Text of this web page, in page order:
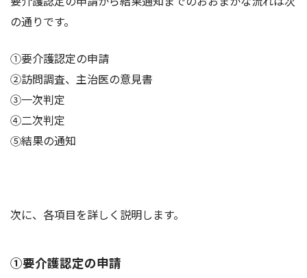
の通りです。
①要介護認定の申請
②訪問調査、主治医の意見書
③一次判定
④二次判定
⑤結果の通知
次に、各項目を詳しく説明します。
①要介護認定の申請